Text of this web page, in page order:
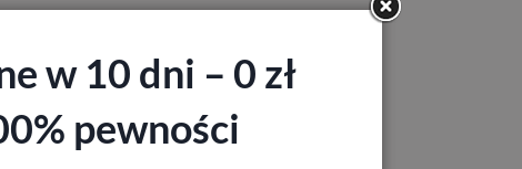
w 10 dni – 0 zł
pewności